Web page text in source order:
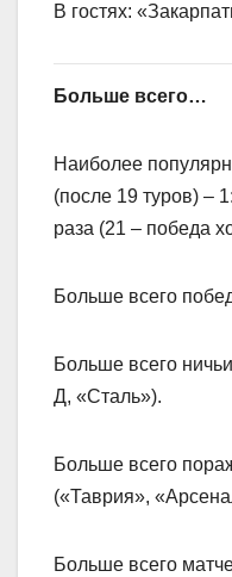
В гостях:
Больше всего…
Наиболее
(после 19 туров) –
раза (21 – победа
Больше всего
Больше всего
Д, «Сталь»).
Больше всего
(«Таврия»,
Больше всего